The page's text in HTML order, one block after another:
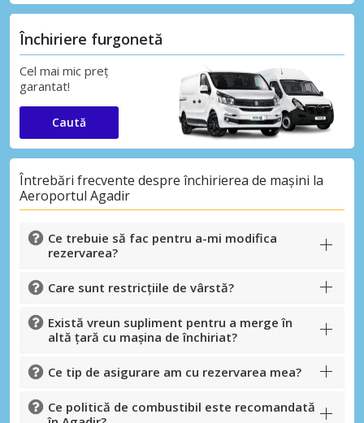
Închiriere furgonetă
Cel mai mic preț
garantat!
Caută
Întrebări frecvente despre închirierea de mașini la
Aeroportul Agadir
Ce trebuie să fac pentru a-mi modifica
rezervarea?
Care sunt restricțiile de vârstă?
Există vreun supliment pentru a merge în
altă țară cu mașina de închiriat?
Ce tip de asigurare am cu rezervarea mea?
Ce politică de combustibil este recomandată